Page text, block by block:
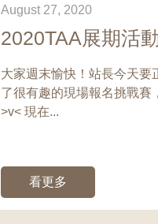
August 27, 2020
2020TAA展期活
大家週末愉快！站長今天要
了很有趣的現場報名挑戰賽
>v< 現在...
看更多